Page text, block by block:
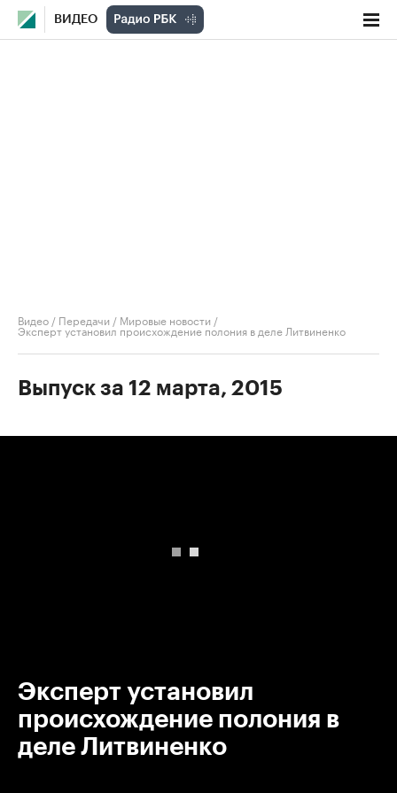
ВИДЕО
Видео / Передачи / Мировые новости /
Эксперт установил происхождение полония в деле Литвиненко
Выпуск за 12 марта, 2015
Эксперт установил
происхождение полония в
деле Литвиненко